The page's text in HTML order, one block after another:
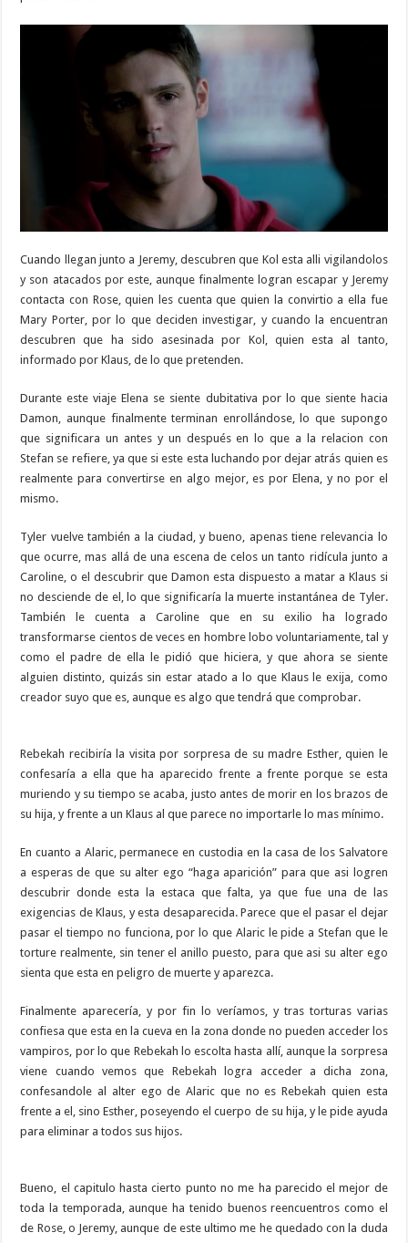
Cuando llegan junto a Jeremy, descubren que Kol esta alli vigilandolos
y son atacados por este, aunque finalmente logran escapar y Jeremy
contacta con Rose, quien les cuenta que quien la convirtio a ella fue
Mary Porter, por lo que deciden investigar, y cuando la encuentran
descubren que ha sido asesinada por Kol, quien esta al tanto,
informado por Klaus, de lo que pretenden.
Durante este viaje Elena se siente dubitativa por lo que siente hacia
Damon, aunque finalmente terminan enrollándose, lo que supongo
que significara un antes y un después en lo que a la relacion con
Stefan se refiere, ya que si este esta luchando por dejar atrás quien es
realmente para convertirse en algo mejor, es por Elena, y no por el
mismo.
Tyler vuelve también a la ciudad, y bueno, apenas tiene relevancia lo
que ocurre, mas allá de una escena de celos un tanto ridícula junto a
Caroline, o el descubrir que Damon esta dispuesto a matar a Klaus si
no desciende de el, lo que significaría la muerte instantánea de Tyler.
También le cuenta a Caroline que en su exilio ha logrado
transformarse cientos de veces en hombre lobo voluntariamente, tal y
como el padre de ella le pidió que hiciera, y que ahora se siente
alguien distinto, quizás sin estar atado a lo que Klaus le exija, como
creador suyo que es, aunque es algo que tendrá que comprobar.
Rebekah recibiría la visita por sorpresa de su madre Esther, quien le
confesaría a ella que ha aparecido frente a frente porque se esta
muriendo y su tiempo se acaba, justo antes de morir en los brazos de
su hija, y frente a un Klaus al que parece no importarle lo mas mínimo.
En cuanto a Alaric, permanece en custodia en la casa de los Salvatore
a esperas de que su alter ego “haga aparición” para que asi logren
descubrir donde esta la estaca que falta, ya que fue una de las
exigencias de Klaus, y esta desaparecida. Parece que el pasar el dejar
pasar el tiempo no funciona, por lo que Alaric le pide a Stefan que le
torture realmente, sin tener el anillo puesto, para que asi su alter ego
sienta que esta en peligro de muerte y aparezca.
Finalmente aparecería, y por fin lo veríamos, y tras torturas varias
confiesa que esta en la cueva en la zona donde no pueden acceder los
vampiros, por lo que Rebekah lo escolta hasta allí, aunque la sorpresa
viene cuando vemos que Rebekah logra acceder a dicha zona,
confesandole al alter ego de Alaric que no es Rebekah quien esta
frente a el, sino Esther, poseyendo el cuerpo de su hija, y le pide ayuda
para eliminar a todos sus hijos.
Bueno, el capitulo hasta cierto punto no me ha parecido el mejor de
toda la temporada, aunque ha tenido buenos reencuentros como el
de Rose, o Jeremy, aunque de este ultimo me he quedado con la duda